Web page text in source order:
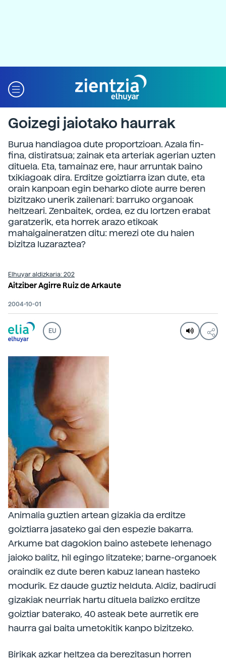
Goizegi jaiotako haurrak
Burua handiagoa dute proportzioan. Azala fin-
fina, distiratsua; zainak eta arteriak agerian uzten
dituela. Eta, tamainaz ere, haur arruntak baino
txikiagoak dira. Erditze goiztiarra izan dute, eta
orain kanpoan egin beharko diote aurre beren
bizitzako unerik zailenari: barruko organoak
heltzeari. Zenbaitek, ordea, ez du lortzen erabat
garatzerik, eta horrek arazo etikoak
mahaigaineratzen ditu: merezi ote du haien
bizitza luzaraztea?
Elhuyar aldizkaria: 202
Aitziber Agirre Ruiz de Arkaute
2004-10-01
EU
Animalia guztien artean gizakia da erditze
goiztiarra jasateko gai den espezie bakarra.
Arkume bat dagokion baino astebete lehenago
jaioko balitz, hil egingo litzateke; barne-organoek
oraindik ez dute beren kabuz lanean hasteko
modurik. Ez daude guztiz helduta. Aldiz, badirudi
gizakiak neurriak hartu dituela balizko erditze
goiztiar baterako, 40 asteak bete aurretik ere
haurra gai baita umetokitik kanpo bizitzeko.
Birikak azkar heltzea da berezitasun horren